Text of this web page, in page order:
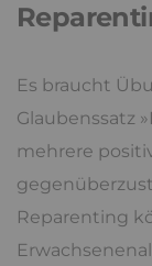
Es braucht
Glaubenssatz
mehrere
Reparenting